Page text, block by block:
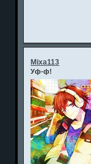
Mixa113
Уф-ф!